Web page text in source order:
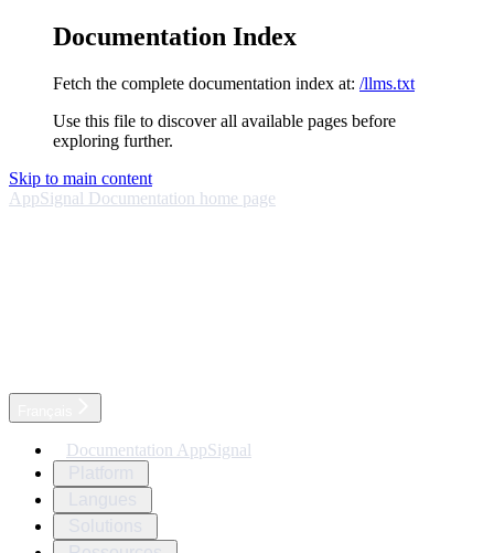
Documentation Index
Fetch the complete documentation index at: /llms.txt
Use this file to discover all available pages before
exploring further.
Skip to main content
AppSignal Documentation home page
Documentation AppSignal